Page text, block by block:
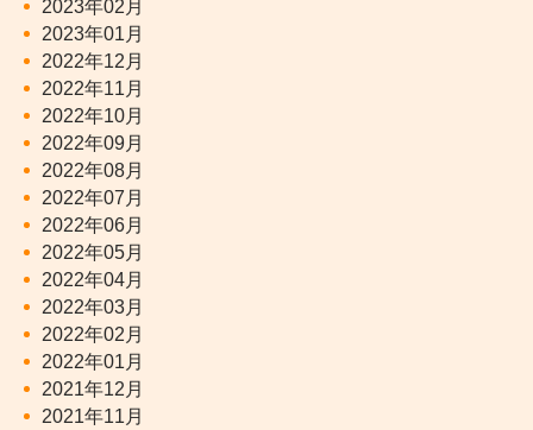
2023年02月
2023年01月
2022年12月
2022年11月
2022年10月
2022年09月
2022年08月
2022年07月
2022年06月
2022年05月
2022年04月
2022年03月
2022年02月
2022年01月
2021年12月
2021年11月